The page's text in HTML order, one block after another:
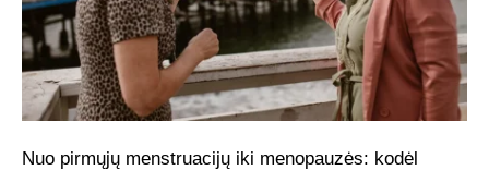
Nuo pirmųjų menstruacijų iki menopauzės: kodėl